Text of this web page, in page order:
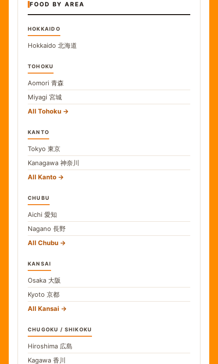
FOOD BY AREA
HOKKAIDO
Hokkaido 北海道
TOHOKU
Aomori 青森
Miyagi 宮城
All Tohoku
KANTO
Tokyo 東京
Kanagawa 神奈川
All Kanto
CHUBU
Aichi 愛知
Nagano 長野
All Chubu
KANSAI
Osaka 大阪
Kyoto 京都
All Kansai
CHUGOKU / SHIKOKU
Hiroshima 広島
Kagawa 香川